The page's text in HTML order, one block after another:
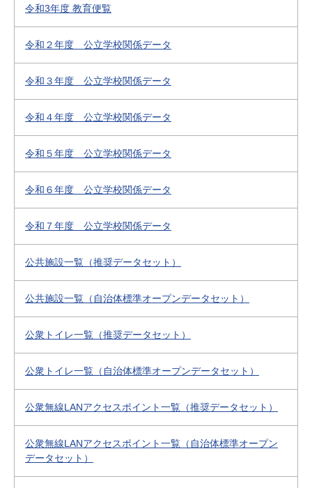
令和3年度 教育便覧
令和２年度 公立学校関係データ
令和３年度 公立学校関係データ
令和４年度 公立学校関係データ
令和５年度 公立学校関係データ
令和６年度 公立学校関係データ
令和７年度 公立学校関係データ
公共施設一覧（推奨データセット）
公共施設一覧（自治体標準オープンデータセット）
公衆トイレ一覧（推奨データセット）
公衆トイレ一覧（自治体標準オープンデータセット）
公衆無線LANアクセスポイント一覧（推奨データセット）
公衆無線LANアクセスポイント一覧（自治体標準オープン
データセット）